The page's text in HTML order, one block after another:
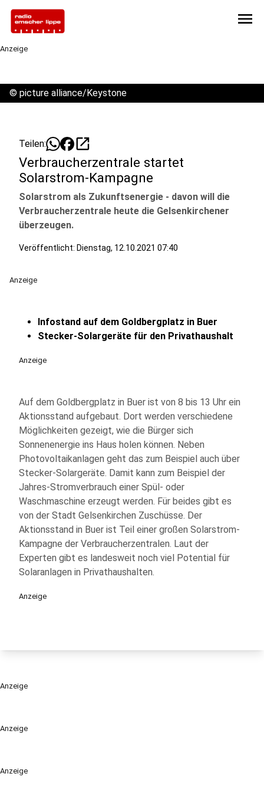
menu
Anzeige
Anzeige
Anzeige
© picture alliance/Keystone
Teilen: open_in_new
Verbraucherzentrale startet
Solarstrom-Kampagne
Solarstrom als Zukunftsenergie - davon will die
Verbraucherzentrale heute die Gelsenkirchener
überzeugen.
Veröffentlicht: Dienstag, 12.10.2021 07:40
Anzeige
Infostand auf dem Goldbergplatz in Buer
Stecker-Solargeräte für den Privathaushalt
Anzeige
Auf dem Goldbergplatz in Buer ist von 8 bis 13 Uhr ein
Aktionsstand aufgebaut. Dort werden verschiedene
Möglichkeiten gezeigt, wie die Bürger sich
Sonnenenergie ins Haus holen können. Neben
Photovoltaikanlagen geht das zum Beispiel auch über
Stecker-Solargeräte. Damit kann zum Beispiel der
Jahres-Stromverbrauch einer Spül- oder
Waschmaschine erzeugt werden. Für beides gibt es
von der Stadt Gelsenkirchen Zuschüsse. Der
Aktionsstand in Buer ist Teil einer großen Solarstrom-
Kampagne der Verbraucherzentralen. Laut der
Experten gibt es landesweit noch viel Potential für
Solaranlagen in Privathaushalten.
Anzeige
Anzeige